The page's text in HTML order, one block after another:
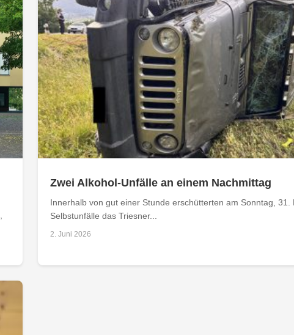
Zwei Alkohol-Unfälle an einem Nachmittag
Innerhalb von gut einer Stunde erschütterten am Sonntag, 31.
Selbstunfälle das Triesner...
2. Juni 2026